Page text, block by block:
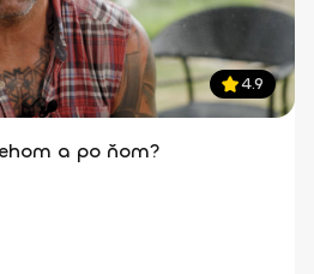
4.9
a po ňom?